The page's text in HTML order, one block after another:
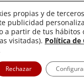
Política de
porADDITIUM|
ADDITIUM
propias y de
publicidad
a partir de tus hábitos
visitadas). Política de
Rechazar